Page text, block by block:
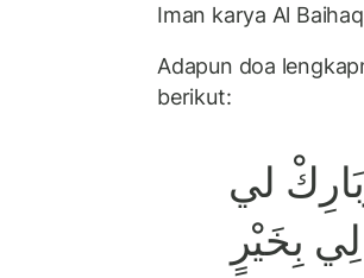
Iman karya Al
Adapun doa
berikut:
لي
بِخَيْرٍ